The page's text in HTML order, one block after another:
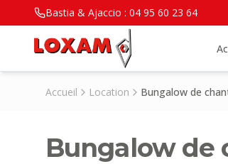
Bastia & Ajaccio : 04 95 60 23 64
Accueil Location Bungalow de
Bungalow de